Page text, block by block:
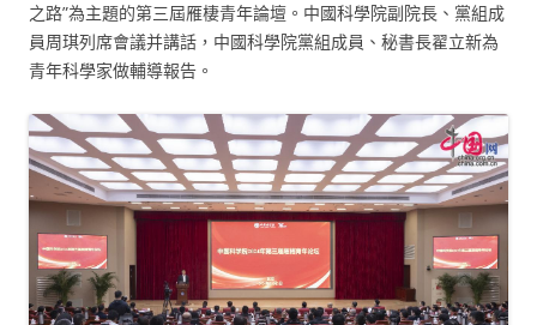
之路”為主題的第三屆雁棲青年論壇。中國科學院副院長、黨組成
員周琪列席會議并講話，中國科學院黨組成員、秘書長翟立新為
青年科學家做輔導報告。